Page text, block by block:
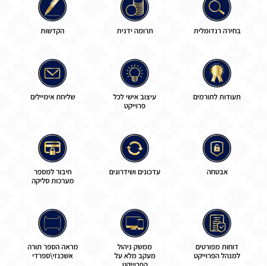
בחירה רנדומלית תרומה ידנית הקדשות
תעודות לתורמים
עיצוב אישי לכל
פרוייקט
שליחת אימיילים
אבטחה עדכונים ושידרוגים
חיבור למספר
מערכות סליקה
דוחות מפורטים
למנהל הפרוייקט
ממשק ניהול
מעקב מלא על
מראה הספר תורה
אשכנזי\ספרדי